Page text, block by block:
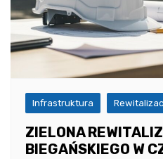
Infrastruktura
ZIELONA
BIEGAŃSKIEGO W